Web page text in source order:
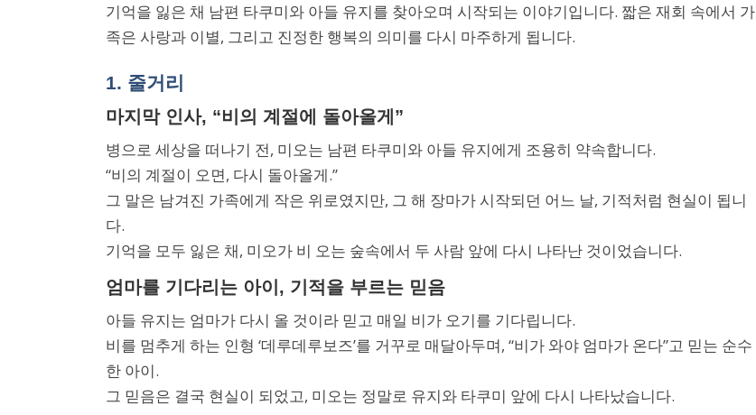
기억을 잃은 채 남편 타쿠미와 아들 유지를 찾아오며 시작되는 이야기입니다. 짧은 재회 속에서 가
족은 사랑과 이별, 그리고 진정한 행복의 의미를 다시 마주하게 됩니다.
1. 줄거리
마지막 인사, “비의 계절에 돌아올게”
병으로 세상을 떠나기 전, 미오는 남편 타쿠미와 아들 유지에게 조용히 약속합니다.
“비의 계절이 오면, 다시 돌아올게.”
그 말은 남겨진 가족에게 작은 위로였지만, 그 해 장마가 시작되던 어느 날, 기적처럼 현실이 됩니
다.
기억을 모두 잃은 채, 미오가 비 오는 숲속에서 두 사람 앞에 다시 나타난 것이었습니다.
엄마를 기다리는 아이, 기적을 부르는 믿음
아들 유지는 엄마가 다시 올 것이라 믿고 매일 비가 오기를 기다립니다.
비를 멈추게 하는 인형 ‘데루데루보즈’를 거꾸로 매달아두며, “비가 와야 엄마가 온다”고 믿는 순수
한 아이.
그 믿음은 결국 현실이 되었고, 미오는 정말로 유지와 타쿠미 앞에 다시 나타났습니다.